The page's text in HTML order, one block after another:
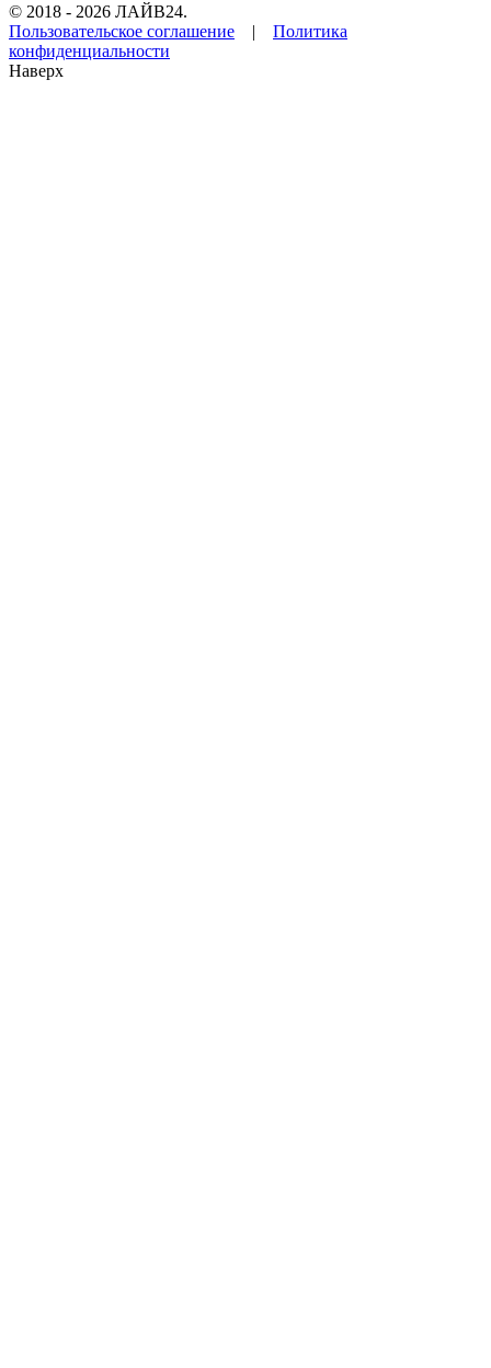
© 2018 - 2026 ЛАЙВ24.
Пользовательское соглашение | Политика
конфиденциальности
Наверх